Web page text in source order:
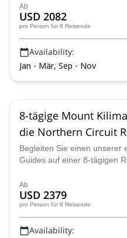
einem unserer zertifizierten
Ab
USD 2082
pro Person für 8 Reisende
Availability:
Jan - Mär, Sep - Nov
8-tägige Mount
die Northern Circuit
Begleiten Sie einen unserer
Guides auf einer 8-tägigen
Ab
USD 2379
pro Person für 8 Reisende
Availability: